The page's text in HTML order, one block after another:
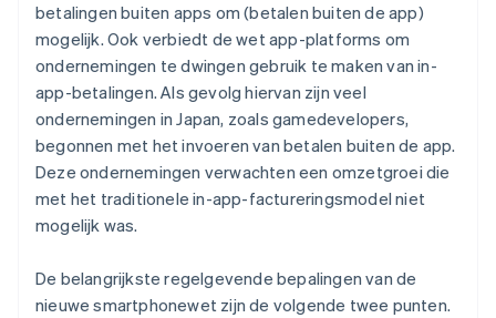
betalingen buiten apps om (betalen buiten de app)
mogelijk. Ook verbiedt de wet app-platforms om
ondernemingen te dwingen gebruik te maken van in-
app-betalingen. Als gevolg hiervan zijn veel
ondernemingen in Japan, zoals gamedevelopers,
begonnen met het invoeren van betalen buiten de app.
Deze ondernemingen verwachten een omzetgroei die
met het traditionele in-app-factureringsmodel niet
mogelijk was.
De belangrijkste regelgevende bepalingen van de
nieuwe smartphonewet zijn de volgende twee punten.